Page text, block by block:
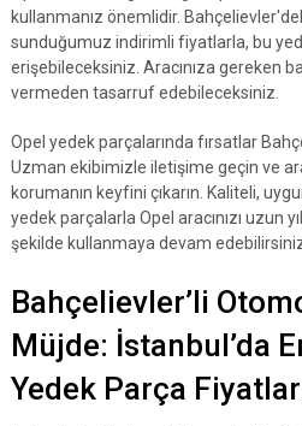
kullanmanız önemlidir.
sunduğumuz indirimli fiyatlarla, bu
erişebileceksiniz. Aracınıza gereken
vermeden tasarruf edebileceksiniz.
Opel yedek parçalarında fırsatlar
Uzman ekibimizle iletişime geçin ve
korumanın keyfini çıkarın. Kaliteli,
yedek parçalarla Opel aracınızı uzun
şekilde kullanmaya devam
Bahçelievler’li
Müjde: İstanbul’da
Yedek Parça